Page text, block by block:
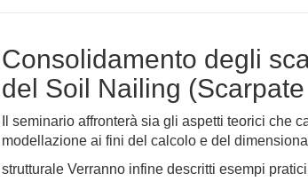
Consolidamento degli
del Soil Nailing
Il seminario affronterà sia gli aspetti teorici che
modellazione ai fini del calcolo e del
strutturale Verranno infine descritti esempi